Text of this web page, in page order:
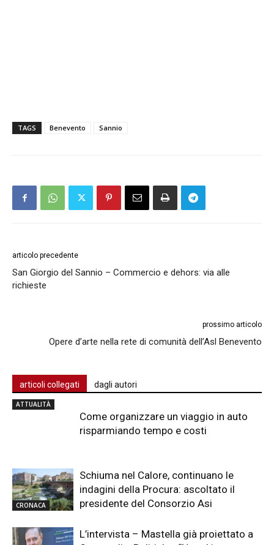
TAGS Benevento Sannio
articolo precedente
San Giorgio del Sannio – Commercio e dehors: via alle
richieste
prossimo articolo
Opere d’arte nella rete di comunità dell’Asl Benevento
articoli collegati dagli autori
ATTUALITÀ
Come organizzare un viaggio in auto
risparmiando tempo e costi
CRONACA
Schiuma nel Calore, continuano le
indagini della Procura: ascoltato il
presidente del Consorzio Asi
L’intervista – Mastella già proiettato a